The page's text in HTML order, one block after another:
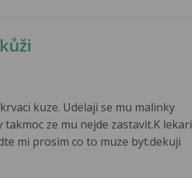
kuze. Udelaji se mu malinky
ze mu nejde zastavit.K lekari
mi prosim co to muze byt.dekuji